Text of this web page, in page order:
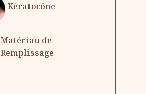
Kératocône
Matériau de
Remplissage